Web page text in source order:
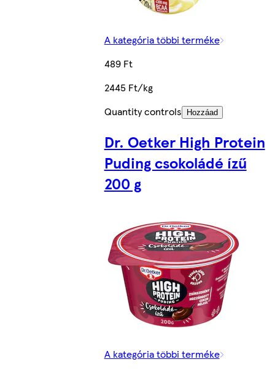
A kategória többi terméke
489 Ft
2445 Ft/kg
Quantity controls
Hozzáad
Dr. Oetker High Protein
Puding csokoládé ízű
200 g
A kategória többi terméke